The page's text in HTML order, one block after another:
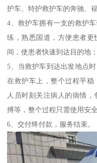
护车、特护救护车的奔驰、
4、救护车拥有一支的救护
练，熟悉国道，方便患者
间，使患者快速到达目的地；
5、当救护车到达出发地点
在救护车上，整个过程平
人员时刻关注病人的病情
搏等，整个过程只需使用安
6、交付终付款，服务结束。